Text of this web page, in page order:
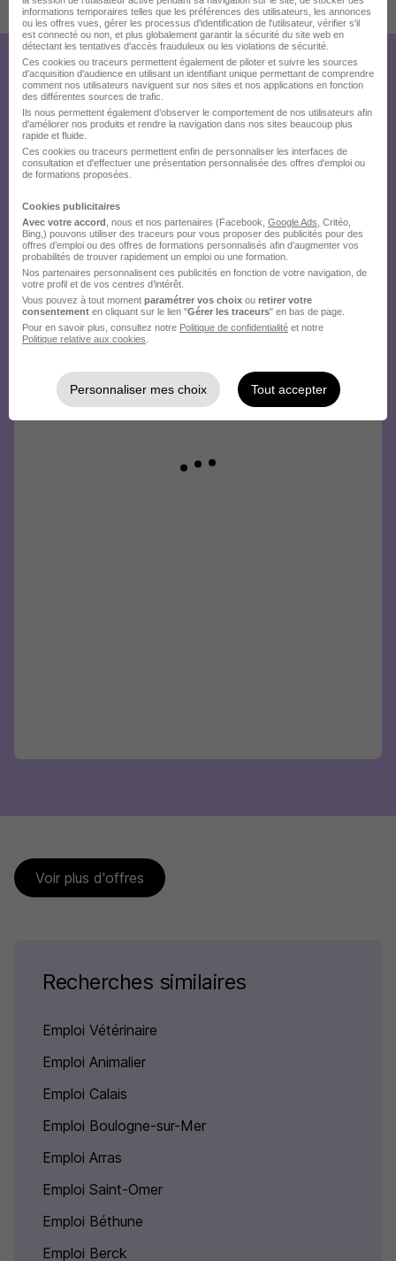
Publiée le 31/07/2026 - Réf : 3ed89dee953e7a41c07d61901b609777
Créez votre compte
Hellowork et postulez
sur le site du recruteur !
Voir plus d'offres
Recherches similaires
Emploi Vétérinaire
Emploi Animalier
Emploi Calais
Emploi Boulogne-sur-Mer
Emploi Arras
Emploi Saint-Omer
Emploi Béthune
Emploi Berck
informations temporaires telles que les préférences des utilisateurs, les annonces
ou les offres vues, gérer les processus d'identification de l'utilisateur, vérifier s'il
est connecté ou non, et plus globalement garantir la sécurité du site web en
détectant les tentatives d'accès frauduleux ou les violations de sécurité.
Ces cookies ou traceurs permettent également de piloter et suivre les sources
d'acquisition d'audience en utilisant un identifiant unique permettant de comprendre
comment nos utilisateurs naviguent sur nos sites et nos applications en fonction
des différentes sources de trafic.
Ils nous permettent également d’observer le comportement de nos utilisateurs afin
d'améliorer nos produits et rendre la navigation dans nos sites beaucoup plus
rapide et fluide.
Ces cookies ou traceurs permettent enfin de personnaliser les interfaces de
consultation et d'effectuer une présentation personnalisée des offres d'emploi ou
de formations proposées.
Cookies publicitaires
Avec votre accord , nous et nos partenaires (Facebook, Google Ads , Critéo,
Bing,) pouvons utiliser des traceurs pour vous proposer des publicités pour des
offres d’emploi ou des offres de formations personnalisés afin d’augmenter vos
probabilités de trouver rapidement un emploi ou une formation.
Nos partenaires personnalisent ces publicités en fonction de votre navigation, de
votre profil et de vos centres d’intérêt.
Vous pouvez à tout moment paramétrer vos choix ou retirer votre
consentement en cliquant sur le lien "Gérer les traceurs" en bas de page.
Pour en savoir plus, consultez notre Politique de confidentialité et notre
Politique relative aux cookies
Personnaliser mes choix Tout accepter